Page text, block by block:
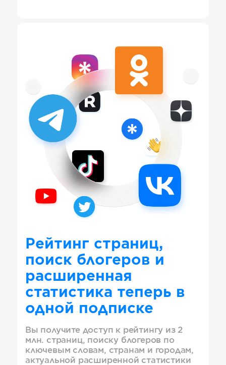
Рейтинг страниц,
поиск блогеров и
расширенная
статистика теперь в
одной подписке
Вы получите доступ к рейтингу из 2
млн. страниц, поиску блогеров по
ключевым словам, странам и городам,
актуальной расширенной статистики